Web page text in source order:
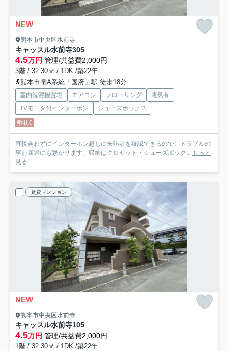
NEW
熊本市中央区水前寺
キャッスル水前寺305
4.5万円 管理/共益費2,000円
3階 / 32.30㎡ / 1DK /築22年
熊本市電A系統「国府」駅 徒歩18分
室内洗濯機置場 エアコン フローリング
電気有
TVモニタ付インターホン
シューズボックス
敷礼0
直接会わずにインターホン越しに来訪者を確認できるので、トラブルの
事前回避にも繋がります。収納はクロゼット・シューズボック...
もっと
見る
賃貸マンション
NEW
熊本市中央区水前寺
キャッスル水前寺105
4.5万円 管理/共益費2,000円
1階 / 32.30㎡ / 1DK /築22年